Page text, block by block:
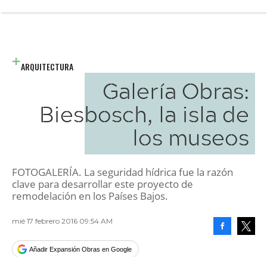
ARQUITECTURA
Galería Obras:
Biesbosch, la isla de
los museos
FOTOGALERÍA. La seguridad hídrica fue la razón
clave para desarrollar este proyecto de
remodelación en los Países Bajos.
mié 17 febrero 2016 09:54 AM
Añadir Expansión Obras en Google